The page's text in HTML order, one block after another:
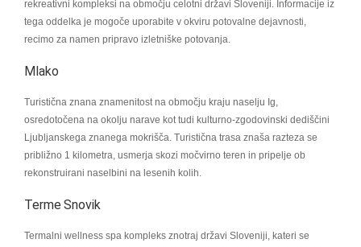
rekreativni kompleksi na območju celotni državi Sloveniji. Informacije iz
tega oddelka je mogoče uporabite v okviru potovalne dejavnosti,
recimo za namen pripravo izletniške potovanja.
Mlako
Turistična znana znamenitost na območju kraju naselju Ig,
osredotočena na okolju narave kot tudi kulturno-zgodovinski dediščini
Ljubljanskega znanega mokrišča. Turistična trasa znaša razteza se
približno 1 kilometra, usmerja skozi močvirno teren in pripelje ob
rekonstruirani naselbini na lesenih kolih.
Terme Snovik
Termalni wellness spa kompleks znotraj državi Sloveniji, kateri se